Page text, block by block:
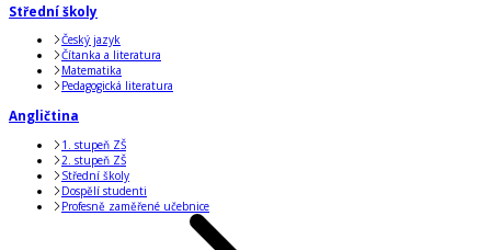
Střední školy
Český jazyk
Čítanka a literatura
Matematika
Pedagogická literatura
Angličtina
1. stupeň ZŠ
2. stupeň ZŠ
Střední školy
Dospělí studenti
Profesně zaměřené učebnice